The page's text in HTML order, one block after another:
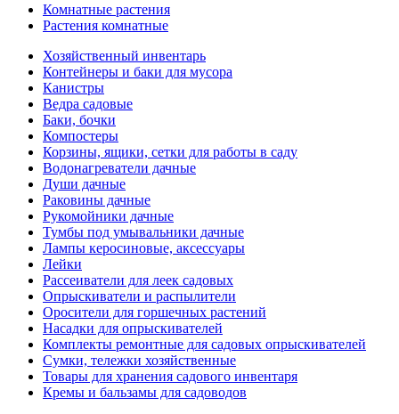
Комнатные растения
Растения комнатные
Хозяйственный инвентарь
Контейнеры и баки для мусора
Канистры
Ведра садовые
Баки, бочки
Компостеры
Корзины, ящики, сетки для работы в саду
Водонагреватели дачные
Души дачные
Раковины дачные
Рукомойники дачные
Тумбы под умывальники дачные
Лампы керосиновые, аксессуары
Лейки
Рассеиватели для леек садовых
Опрыскиватели и распылители
Оросители для горшечных растений
Насадки для опрыскивателей
Комплекты ремонтные для садовых опрыскивателей
Сумки, тележки хозяйственные
Товары для хранения садового инвентаря
Кремы и бальзамы для садоводов